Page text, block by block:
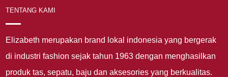
TENTANG KAMI
Elizabeth merupakan brand lokal indonesia yang bergerak
di industri fashion sejak tahun 1963 dengan menghasilkan
produk tas, sepatu, baju dan aksesories yang berkualitas.